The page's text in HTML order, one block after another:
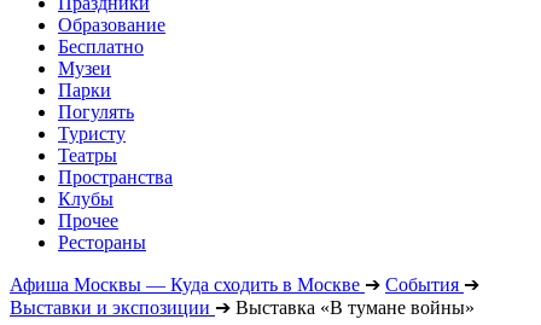
Образование
Бесплатно
Музеи
Парки
Погулять
Туристу
Театры
Пространства
Клубы
Прочее
Рестораны
Афиша Москвы — Куда сходить в Москве ➔ События ➔
Выставки и экспозиции ➔ Выставка «В тумане войны»